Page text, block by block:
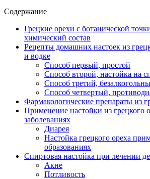
Содержание
Грецкие орехи с ботанической
химический состав
Рецепты домашних настоек из
и водке
Способ первый, простой
Способ второй, настойка на
Способ третий,
Способ четвертый,
Фармакологические препараты из
Применение настойки из грецкого
заболеваниях
Диарея
Настойка грецкого ореха
образованиях
Спиртовая настойка при лечении
Акне
Потливость